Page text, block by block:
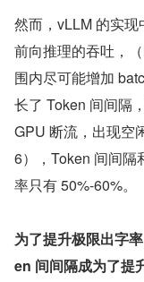
然而，vLLM 的实
前向推理的吞吐，
围内尽可能增加
长了 Token 间间隔
GPU 断流，出现空
6），Token 间间隔
率只有 50%-60%。
为了提升极限出字
en 间间隔成为了提